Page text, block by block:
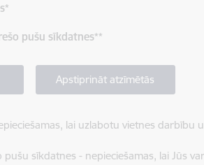
*
pušu sīkdatnes**
Apstiprināt atzīmētās
lai uzlabotu vietnes darbību
pušu sīkdatnes - nepieciešamas, lai Jūs